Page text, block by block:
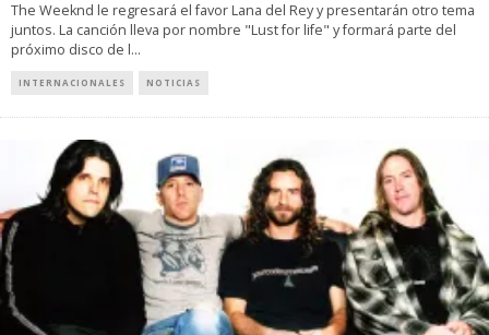
The Weeknd le regresará el favor Lana del Rey y presentarán otro tema
juntos. La canción lleva por nombre "Lust for life" y formará parte del
próximo disco de l...
INTERNACIONALES NOTICIAS